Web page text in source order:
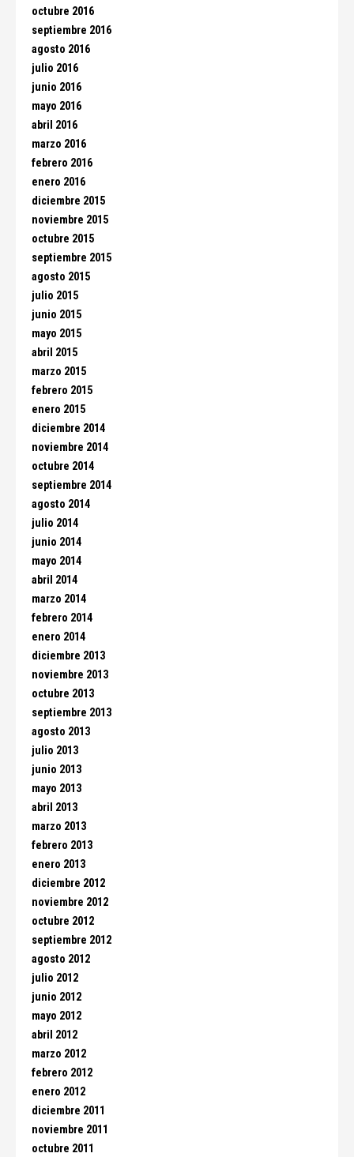
octubre 2016
septiembre 2016
agosto 2016
julio 2016
junio 2016
mayo 2016
abril 2016
marzo 2016
febrero 2016
enero 2016
diciembre 2015
noviembre 2015
octubre 2015
septiembre 2015
agosto 2015
julio 2015
junio 2015
mayo 2015
abril 2015
marzo 2015
febrero 2015
enero 2015
diciembre 2014
noviembre 2014
octubre 2014
septiembre 2014
agosto 2014
julio 2014
junio 2014
mayo 2014
abril 2014
marzo 2014
febrero 2014
enero 2014
diciembre 2013
noviembre 2013
octubre 2013
septiembre 2013
agosto 2013
julio 2013
junio 2013
mayo 2013
abril 2013
marzo 2013
febrero 2013
enero 2013
diciembre 2012
noviembre 2012
octubre 2012
septiembre 2012
agosto 2012
julio 2012
junio 2012
mayo 2012
abril 2012
marzo 2012
febrero 2012
enero 2012
diciembre 2011
noviembre 2011
octubre 2011